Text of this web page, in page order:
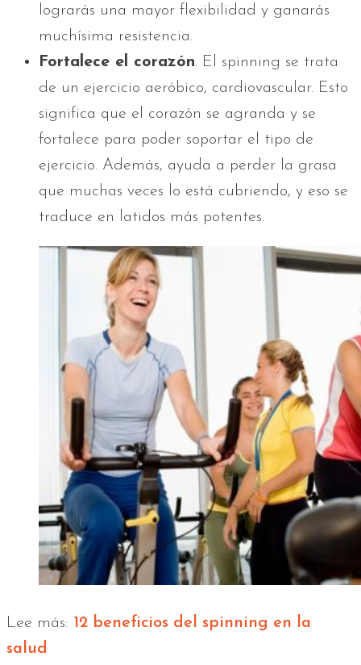
lograrás una mayor flexibilidad y ganarás
muchísima resistencia.
Fortalece el corazón. El spinning se trata
de un ejercicio aeróbico, cardiovascular. Esto
significa que el corazón se agranda y se
fortalece para poder soportar el tipo de
ejercicio. Además, ayuda a perder la grasa
que muchas veces lo está cubriendo, y eso se
traduce en latidos más potentes.
Lee más: 12 beneficios del spinning en la
salud